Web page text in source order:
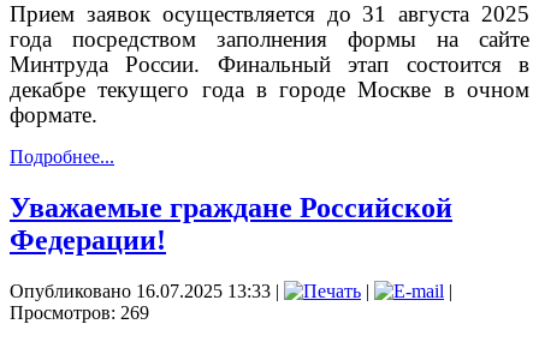
Прием заявок осуществляется до 31 августа 2025
года посредством заполнения формы на сайте
Минтруда России. Финальный этап состоится в
декабре текущего года в городе Москве в очном
формате.
Подробнее...
Уважаемые граждане Российской
Федерации!
Опубликовано 16.07.2025 13:33 | |
|
Просмотров: 269